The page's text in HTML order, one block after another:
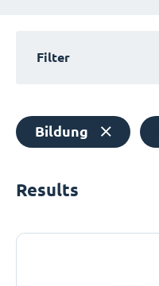
Filter
Bildung
Results